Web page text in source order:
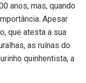
anos, mas, quando
Apesar
que atesta a sua
as ruínas do
quinhentista, a